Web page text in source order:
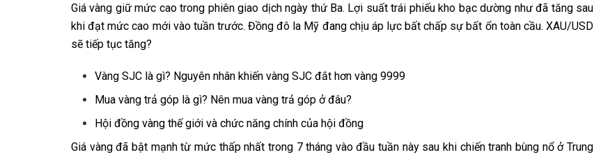
Giá vàng giữ mức cao trong phiên giao dịch ngày thứ Ba. Lợi suất trái phiếu kho bạc dường như đã tăng sau
khi đạt mức cao mới vào tuần trước. Đồng đô la Mỹ đang chịu áp lực bất chấp sự bất ổn toàn cầu. XAU/USD
sẽ tiếp tục tăng?
Vàng SJC là gì? Nguyên nhân khiến vàng SJC đắt hơn vàng 9999
Mua vàng trả góp là gì? Nên mua vàng trả góp ở đâu?
Hội đồng vàng thế giới và chức năng chính của hội đồng
Giá vàng đã bật mạnh từ mức thấp nhất trong 7 tháng vào đầu tuần này sau khi chiến tranh bùng nổ ở Trung